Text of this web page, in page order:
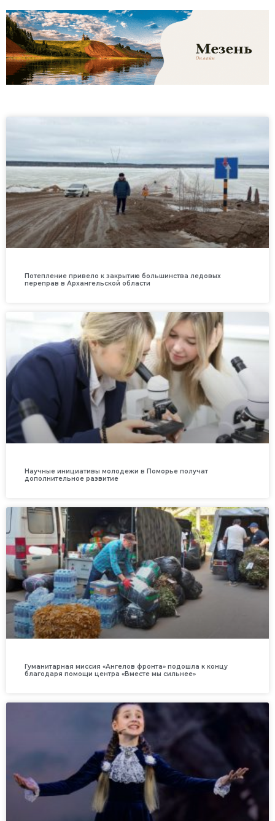
Потепление привело к закрытию большинства ледовых
переправ в Архангельской области
Научные инициативы молодежи в Поморье получат
дополнительное развитие
Гуманитарная миссия «Ангелов фронта» подошла к концу
благодаря помощи центра «Вместе мы сильнее»